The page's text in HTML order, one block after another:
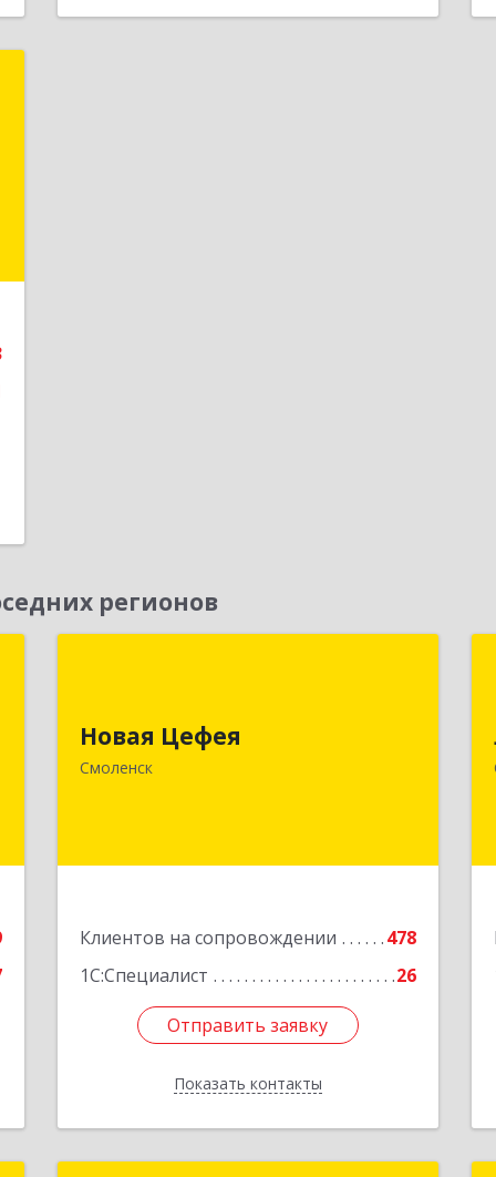
регионов
Новая Цефея
Смоленск
Клиентов на сопровождении
478
1С:Специалист
26
Отправить заявку
Показать контакты
214018, Смоленская обл, Смоленск г,
Раевского ул, дом № 10
Отправить заявку
Назад